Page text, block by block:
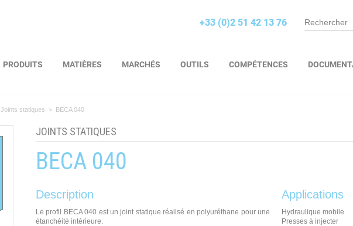
+33 (0)2 51 42 13 76
PRODUITS MATIÈRES MARCHÉS OUTILS COMPÉTENCES
Joints statiques > BECA 040
JOINTS STATIQUES
BECA 040
Description
Le profil BECA 040 est un joint statique réalisé en polyuréthane pour une
étanchéité intérieure.
Applications
Hydraulique mobile
Presses à injecter